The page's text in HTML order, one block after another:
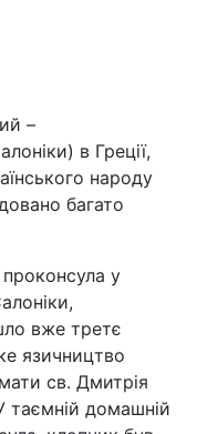
–
в Греції,
народу
багато
у
вже третє
язичництво
св. Дмитрія
домашній